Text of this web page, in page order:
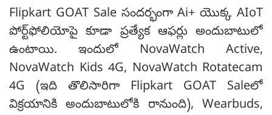
Flipkart GOAT Sale సందర్భంగా Ai+ యొక్క AIoT
పోర్ట్‌ఫోలియోపై కూడా ప్రత్యేక ఆఫర్లు అందుబాటులో
ఉంటాయి. ఇందులో NovaWatch Active,
NovaWatch Kids 4G, NovaWatch Rotatecam
4G (ఇది తొలిసారిగా Flipkart GOAT Saleలో
విక్రయానికి అందుబాటులోకి రానుంది), Wearbuds,